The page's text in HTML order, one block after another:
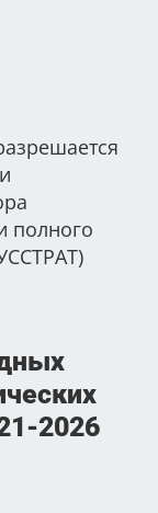
полного
2026